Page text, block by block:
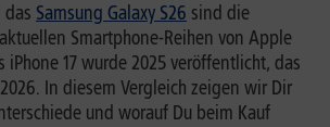
das Samsung Galaxy S26 sind die
Smartphone-Reihen von Apple
iPhone 17 wurde 2025 veröffentlicht, das
In diesem Vergleich zeigen wir Dir
und worauf Du beim Kauf